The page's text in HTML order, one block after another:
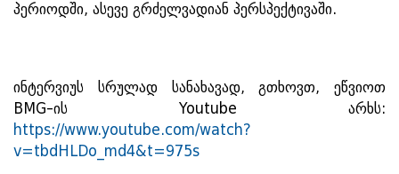
პერიოდში, ასევე გრძელვადიან პერსპექტივაში.
ინტერვიუს სრულად სანახავად, გთხოვთ, ეწვიოთ
BMG-ის Youtube არხს:
https://www.youtube.com/watch?
v=tbdHLDo_md4&t=975s